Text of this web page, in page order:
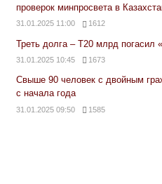
проверок минпросвета в
31.01.2025 11:00 1612
Треть долга – Т20 млрд погасил
31.01.2025 10:45 1673
Свыше 90 человек с двойным
с начала года
31.01.2025 09:50 1585